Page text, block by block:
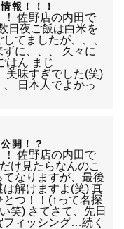
報！！！
！ 佐野店の内田で
日夜ご飯は白米を
てましたが、、、
に、、、 久々に
はん まじ
美味すぎでした(笑)
日本人でよかっ
開！？
！ 佐野店の内田で
け見たらなんのこ
てなりますが、最後
は解けますよ(笑) 真
つ！！(↑って名探
笑) さてさて、先日
フィッシング…続く